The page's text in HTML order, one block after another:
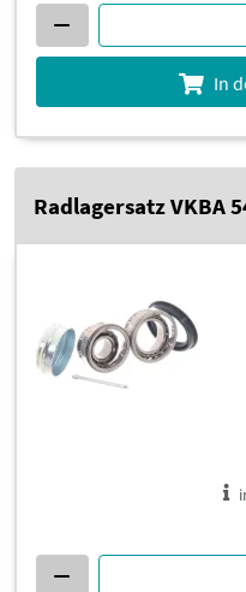
In
Radlagersatz VKBA